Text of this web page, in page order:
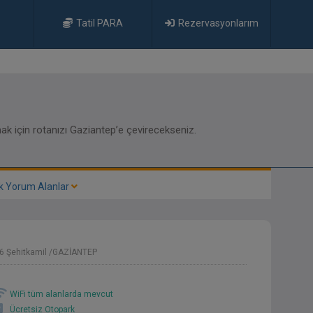
Rezervasyonlarım
Tatil PARA
için rotanızı Gaziantep’e çevirecekseniz.
Yorum Alanlar
Şehitkamil /GAZİANTEP
WiFi tüm alanlarda mevcut
Ücretsiz Otopark